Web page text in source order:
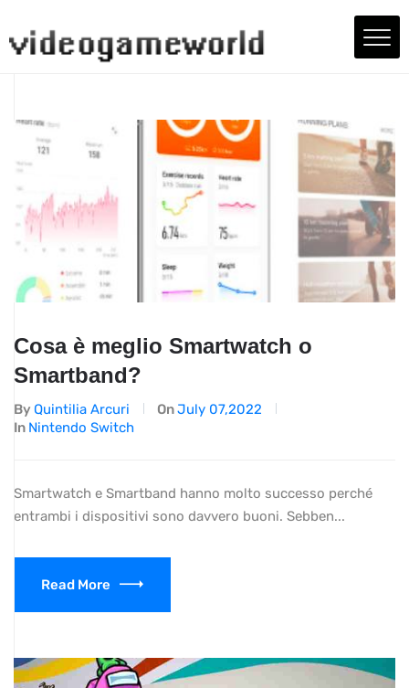
Cosa è meglio Smartwatch o
Smartband?
By Quintilia Arcuri OnJuly 07,2022
In Nintendo Switch
Smartwatch e Smartband hanno molto successo perché
entrambi i dispositivi sono davvero buoni. Sebben...
Read More